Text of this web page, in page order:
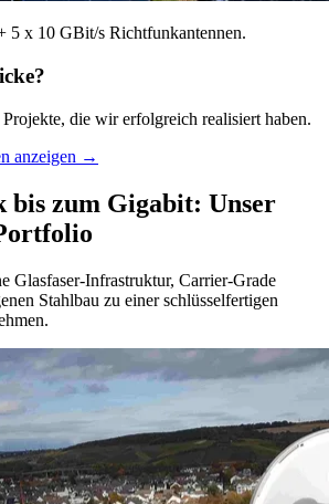
5 x 10 GBit/s Richtfunkantennen.
die wir erfolgreich realisiert haben.
anzeigen →
bis zum Gigabit: Unser
Glasfaser-Infrastruktur, Carrier-Grade
Stahlbau zu einer schlüsselfertigen